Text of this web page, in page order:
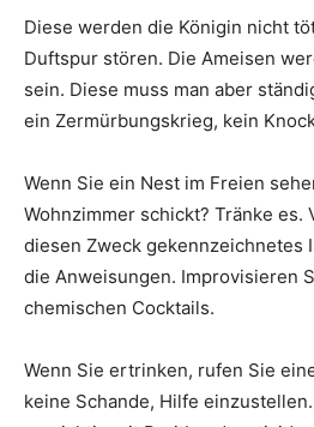
Diese werden die Königin nicht
Duftspur stören. Die Ameisen
sein. Diese muss man aber
ein Zermürbungskrieg, kein
Wenn Sie ein Nest im Freien
Wohnzimmer schickt? Tränke es.
diesen Zweck gekennzeichnetes
die Anweisungen. Improvisieren
chemischen Cocktails.
Wenn Sie ertrinken, rufen Sie
keine Schande, Hilfe